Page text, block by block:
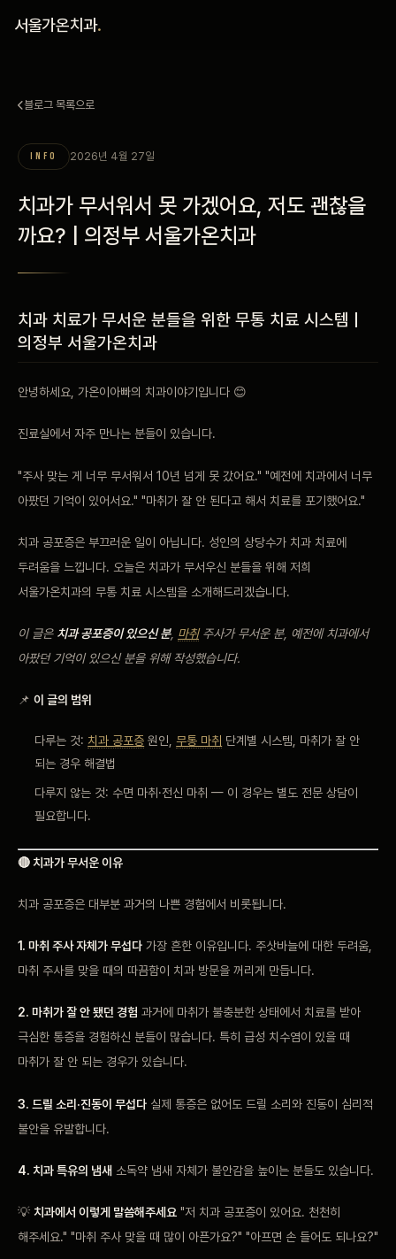
서울가온치과.
의료진
예약 안내
공지사항
자주 묻는 질문
블로그 목록으로
INFO 2026년 4월 27일
치과가 무서워서 못 가겠어요, 저도 괜찮을
까요? | 의정부 서울가온치과
치과 치료가 무서운 분들을 위한 무통 치료 시스템 |
의정부 서울가온치과
안녕하세요, 가온이아빠의 치과이야기입니다 😊
진료실에서 자주 만나는 분들이 있습니다.
"주사 맞는 게 너무 무서워서 10년 넘게 못 갔어요." "예전에 치과에서 너무
아팠던 기억이 있어서요." "마취가 잘 안 된다고 해서 치료를 포기했어요."
치과 공포증은 부끄러운 일이 아닙니다. 성인의 상당수가 치과 치료에
두려움을 느낍니다. 오늘은 치과가 무서우신 분들을 위해 저희
서울가온치과의 무통 치료 시스템을 소개해드리겠습니다.
이 글은 치과 공포증이 있으신 분, 마취주사가 무서운 분, 예전에 치과에서
아팠던 기억이 있으신 분을 위해 작성했습니다.
📌 이 글의 범위
다루는 것: 치과 공포증 원인,무통 마취 단계별 시스템, 마취가 잘 안
되는 경우 해결법
다루지 않는 것: 수면 마취·전신 마취 — 이 경우는 별도 전문 상담이
필요합니다.
🔴 치과가 무서운 이유
치과 공포증은 대부분 과거의 나쁜 경험에서 비롯됩니다.
1. 마취 주사 자체가 무섭다 가장 흔한 이유입니다. 주삿바늘에 대한 두려움,
마취 주사를 맞을 때의 따끔함이 치과 방문을 꺼리게 만듭니다.
2. 마취가 잘 안 됐던 경험 과거에 마취가 불충분한 상태에서 치료를 받아
극심한 통증을 경험하신 분들이 많습니다. 특히 급성 치수염이 있을 때
마취가 잘 안 되는 경우가 있습니다.
3. 드릴 소리·진동이 무섭다 실제 통증은 없어도 드릴 소리와 진동이 심리적
불안을 유발합니다.
4. 치과 특유의 냄새 소독약 냄새 자체가 불안감을 높이는 분들도 있습니다.
💡 치과에서 이렇게 말씀해주세요 "저 치과 공포증이 있어요. 천천히
해주세요." "마취 주사 맞을 때 많이 아픈가요?" "아프면 손 들어도 되나요?"